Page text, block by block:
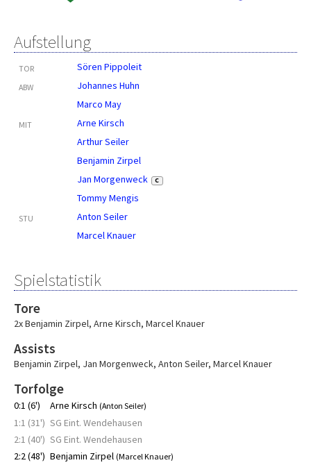
Aufstellung
TOR Sören Pippoleit
ABW
Johannes Huhn
Marco May
MIT
Arne Kirsch
Arthur Seiler
Benjamin Zirpel
Jan Morgenweck
C
Tommy Mengis
STU
Anton Seiler
Marcel Knauer
Spielstatistik
Tore
2x Benjamin Zirpel, Arne Kirsch, Marcel Knauer
Assists
Benjamin Zirpel, Jan Morgenweck, Anton Seiler, Marcel Knauer
Torfolge
0:1 (6') Arne Kirsch (Anton Seiler)
1:1 (31') SG Eint. Wendehausen
2:1 (40') SG Eint. Wendehausen
2:2 (48') Benjamin Zirpel (Marcel Knauer)